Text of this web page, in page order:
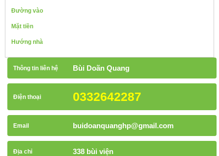
Đường vào
Mặt tiền
Hướng nhà
Thông tin liên hệ Bùi Doãn Quang
Điện thoại 0332642287
Email buidoanquanghp@gmail.com
Địa chỉ 338 bùi viện